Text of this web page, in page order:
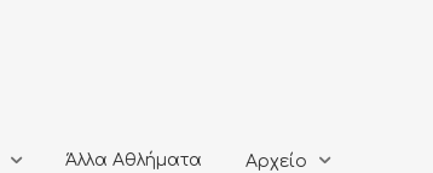
Άλλα Αθλήματα Αρχείο